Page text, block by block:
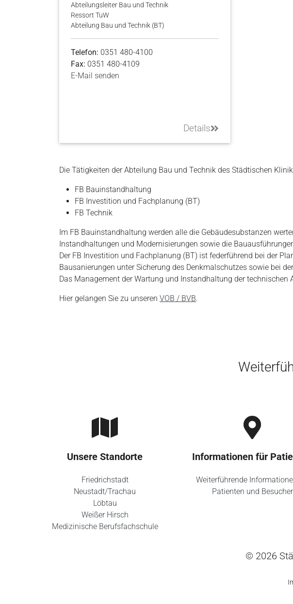
Abteilungsleiter Bau und Technik
Ressort TuW
Abteilung Bau und Technik (BT)
Telefon: 0351 480-4100
Fax: 0351 480-4109
E-Mail senden
Details
Die Tätigkeiten der Abteilung Bau und Technik des Städtischen
FB Bauinstandhaltung
FB Investition und Fachplanung (BT)
FB Technik
Im FB Bauinstandhaltung werden alle die Gebäudesubstanzen
Instandhaltungen und Modernisierungen sowie die
Der FB Investition und Fachplanung (BT) ist federführend bei der
Bausanierungen unter Sicherung des Denkmalschutzes sowie bei
Das Management der Wartung und Instandhaltung der technischen
Hier gelangen Sie zu unseren VOB / BVB.
Unsere Standorte
Friedrichstadt
Neustadt/Trachau
Löbtau
Weißer Hirsch
Medizinische Berufsfachschule
Informationen für
Weiterführende
Patienten und Besucher
© 2026